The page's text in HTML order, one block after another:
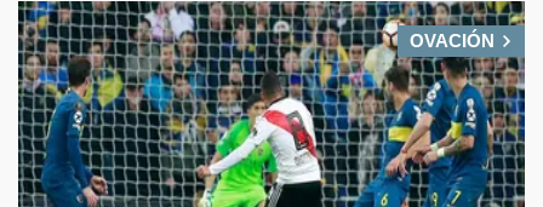
OVACIÓN